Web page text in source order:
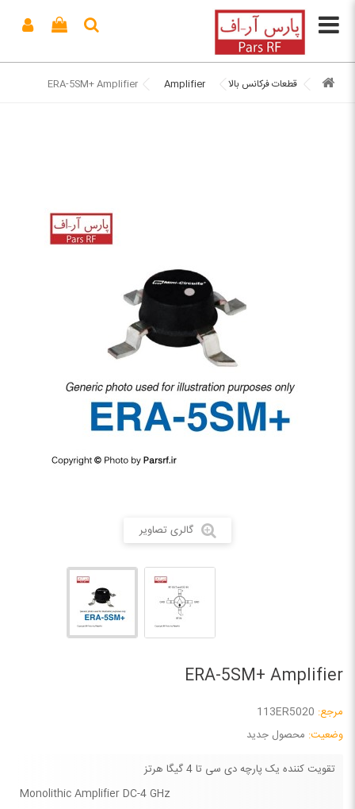
قطعات فرکانس بالا Amplifier
ERA-5SM+ Amplifier
گالری تصاویر
ERA-5SM+ Amplifier
مرجع: 113ER5020
وضعیت: محصول جدید
تقویت کننده یک پارچه دی سی تا 4 گیگا هرتز
Monolithic Amplifier DC-4 GHz